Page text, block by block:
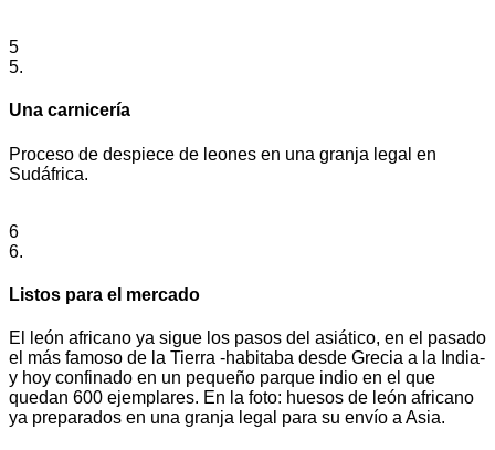
5
5.
Una carnicería
Proceso de despiece de leones en una granja legal en
Sudáfrica.
6
6.
Listos para el mercado
El león africano ya sigue los pasos del asiático, en el pasado
el más famoso de la Tierra -habitaba desde Grecia a la India-
y hoy confinado en un pequeño parque indio en el que
quedan 600 ejemplares. En la foto: huesos de león africano
ya preparados en una granja legal para su envío a Asia.